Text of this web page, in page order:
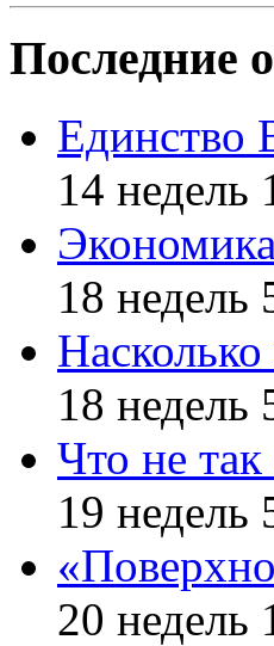
Последние
Единство
14 недель
18 недель
18 недель
Что не
19 недель
20 недель